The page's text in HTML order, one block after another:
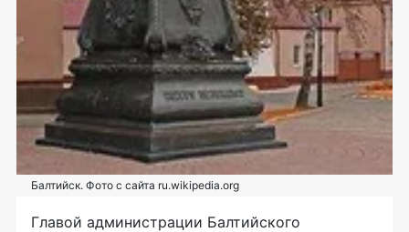
Балтийск. Фото с сайта ru.wikipedia.org
Главой администрации Балтийского